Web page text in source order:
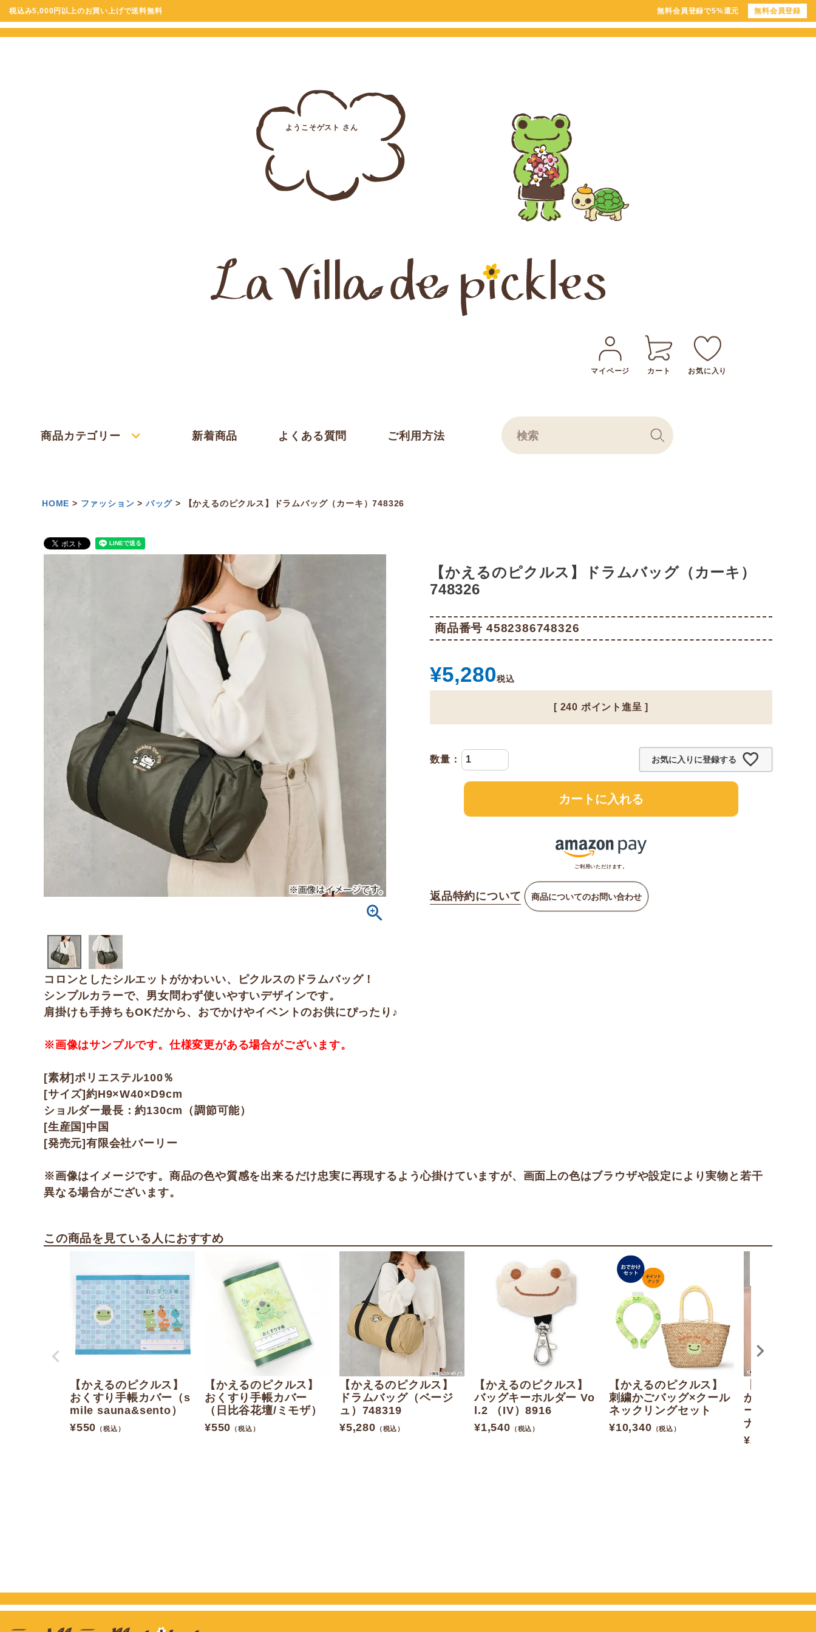
税込み5,000円以上のお買い上げで送料無料 無料会員登録で5%還元 無料会員登録
ようこそゲスト さん
マイページ カート お気に入り
商品カテゴリー 新着商品 よくある質問 ご利用方法
HOME ファッション バッグ 【かえるのピクルス】ドラムバッグ（カーキ）748326
【かえるのピクルス】ドラムバッグ（カーキ）
748326
商品番号 4582386748326
¥5,280税込
[ 240 ポイント進呈 ]
お気に入りに登録する
カートに入れる
ご利用いただけます。
返品特約について 商品についてのお問い合わせ
コロンとしたシルエットがかわいい、ピクルスのドラムバッグ！
シンプルカラーで、男女問わず使いやすいデザインです。
肩掛けも手持ちもOKだから、おでかけやイベントのお供にぴったり♪
※画像はサンプルです。仕様変更がある場合がございます。
[素材]ポリエステル100％
[サイズ]約H9×W40×D9cm
ショルダー最長：約130cm（調節可能）
[生産国]中国
[発売元]有限会社バーリー
※画像はイメージです。商品の色や質感を出来るだけ忠実に再現するよう心掛けていますが、画面上の色はブラウザや設定により実物と若干
異なる場合がございます。
この商品を見ている人におすすめ
【かえるのピクルス】
おくすり手帳カバー（s
mile sauna&sento）
¥550 （税込）
【かえるのピクルス】
おくすり手帳カバー
（日比谷花壇/ミモザ）
¥550 （税込）
【かえるのピクルス】
ドラムバッグ（ベージ
ュ）748319
¥5,280 （税込）
【かえるのピクルス】
バッグキーホルダー Vo
l.2 （IV）8916
¥1,540 （税込）
【かえるのピクルス】
刺繍かごバッグ×クール
ネックリングセット
¥10,340 （税込）
がま口エコバ
ープル）【当
ナル】
¥2,200